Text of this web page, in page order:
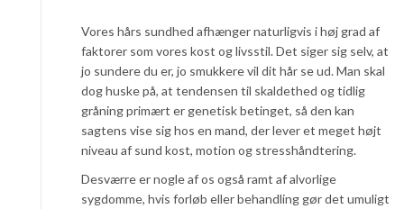
Vores hårs sundhed afhænger naturligvis i høj grad af
faktorer som vores kost og livsstil. Det siger sig selv, at
jo sundere du er, jo smukkere vil dit hår se ud. Man skal
dog huske på, at tendensen til skaldethed og tidlig
gråning primært er genetisk betinget, så den kan
sagtens vise sig hos en mand, der lever et meget højt
niveau af sund kost, motion og stresshåndtering.
Desværre er nogle af os også ramt af alvorlige
sygdomme, hvis forløb eller behandling gør det umuligt